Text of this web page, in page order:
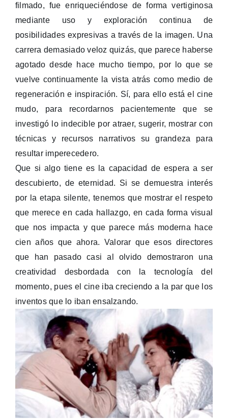
filmado, fue enriqueciéndose de forma vertiginosa
mediante uso y exploración continua de
posibilidades expresivas a través de la imagen. Una
carrera demasiado veloz quizás, que parece haberse
agotado desde hace mucho tiempo, por lo que se
vuelve continuamente la vista atrás como medio de
regeneración e inspiración. Sí, para ello está el cine
mudo, para recordarnos pacientemente que se
investigó lo indecible por atraer, sugerir, mostrar con
técnicas y recursos narrativos su grandeza para
resultar imperecedero.
Que si algo tiene es la capacidad de espera a ser
descubierto, de eternidad. Si se demuestra interés
por la etapa silente, tenemos que mostrar el respeto
que merece en cada hallazgo, en cada forma visual
que nos impacta y que parece más moderna hace
cien años que ahora. Valorar que esos directores
que han pasado casi al olvido demostraron una
creatividad desbordada con la tecnología del
momento, pues el cine iba creciendo a la par que los
inventos que lo iban ensalzando.